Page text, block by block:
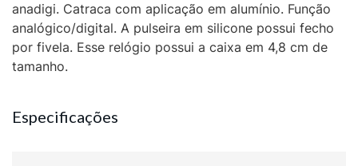
anadigi. Catraca com aplicação em alumínio. Função
analógico/digital. A pulseira em silicone possui fecho
por fivela. Esse relógio possui a caixa em 4,8 cm de
tamanho.
Especificações